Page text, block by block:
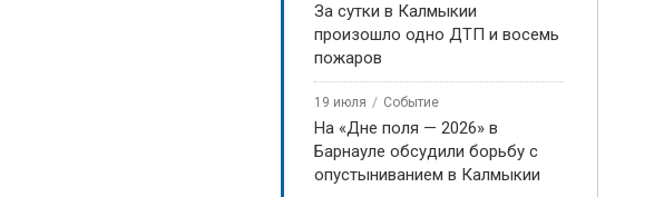
За сутки в Калмыкии
произошло одно ДТП и восемь
пожаров
19 июля Событие
На «Дне поля — 2026» в
Барнауле обсудили борьбу с
опустыниванием в Калмыкии